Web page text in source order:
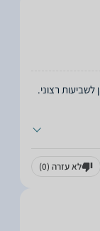
לא עזרה (0)